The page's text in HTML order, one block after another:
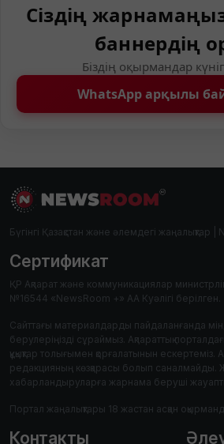
Сіздің
баннердің
Біздің оқырмандар
WhatsApp арқылы
Бүгінгі Қазақстан және әлемдегі жаңалықтар
Сертификат
ҚР Ақпарат және коммуникациялар
№16544 «NewsRoom +» АА Куәлігі берілген.
Сайттағы материалдарды пайдаланғанда
берулеріңізді сұраймыз. Ақпараттық
құқықтар толығымен қорғалатынын ескертеміз.
редакцияның көзқарасы болып саналмайды.
хабарландыруларға жарнама беруші
Портал жаңалықтары 18 жастан асқан
Контакты